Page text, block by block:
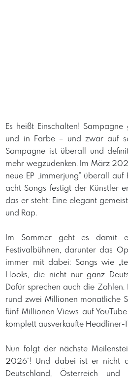
Es heißt Einschalten!
und in Farbe – und zwar auf
Sampagne ist überall und
mehr wegzudenken. Im März
neue EP „immerjung” überall
acht Songs festigt der Künstler
das er steht: Eine elegant
und Rap.
Im Sommer geht es damit
Festivalbühnen, darunter das
immer mit dabei: Songs wie
Hooks, die nicht nur ganz
Dafür sprechen auch die Zahlen.
rund zwei Millionen monatliche
fünf Millionen Views auf
komplett ausverkaufte Headliner-
Nun folgt der nächste
2026”! Und dabei ist er nicht
Deutschland, Österreich